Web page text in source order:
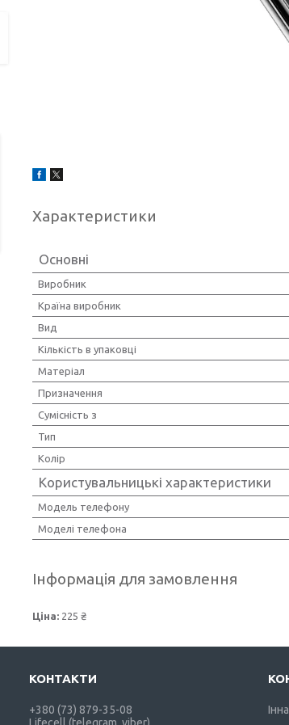
Характеристики
Основні
Виробник
Країна виробник
Вид
Кількість в упаковці
Матеріал
Призначення
Сумісність з
Тип
Колір
Користувальницькі характеристики
Модель телефону
Моделі телефона
Інформація для замовлення
Ціна: 225 ₴
+380 (73) 879-35-08
Lifecell (telegram, viber)
Інна